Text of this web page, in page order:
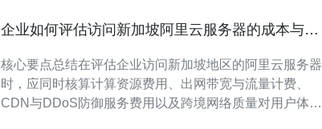
企业如何评估访问新加坡阿里云服务器的成本与带
核心要点总结在评估企业访问新加坡地区的阿里云服务器
时，应同时核算计算资源费用、出网带宽与流量计费、
CDN与DDoS防御服务费用以及跨境网络质量对用户体验